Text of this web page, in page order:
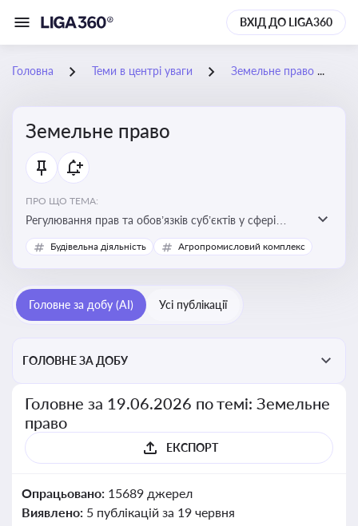
ВХІД ДО LIGA360
Головна Теми в центрі уваги Земельне право
Земельне право
ПРО ЩО ТЕМА:
Регулювання прав та обов’язків суб’єктів у сфері
користування землею, земельний сервітут, що є
критично важливим для захисту майнових прав
ефективного управління земельними ресурсами
Будівельна діяльність Агропромисловий комплекс
Головне за добу (AI) Усі публікації
ГОЛОВНЕ ЗА ДОБУ
Головне за 19.06.2026 по темі: Земельне
право
ЕКСПОРТ
Опрацьовано: 15689 джерел
Виявлено: 5 публікацій за 19 червня